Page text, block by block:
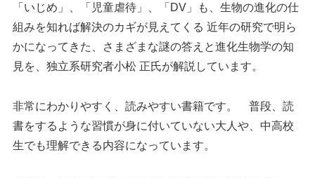
「いじめ」、「児童虐待」、「DV」も、生物の進化の仕
組みを知れば解決のカギが見えてくる 近年の研究で明ら
かになってきた、さまざまな謎の答えと進化生物学の知
見を、独立系研究者小松 正氏が解説しています。
非常にわかりやすく、読みやすい書籍です。 普段、読
書をするような習慣が身に付いていない大人や、中高校
生でも理解できる内容になっています。